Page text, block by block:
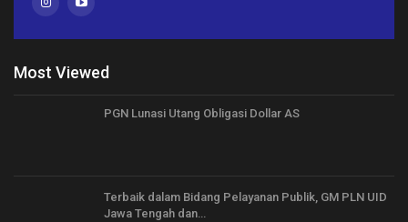
Most Viewed
PGN Lunasi Utang Obligasi Dollar AS
Terbaik dalam Bidang Pelayanan Publik, GM PLN UID
Jawa Tengah dan…